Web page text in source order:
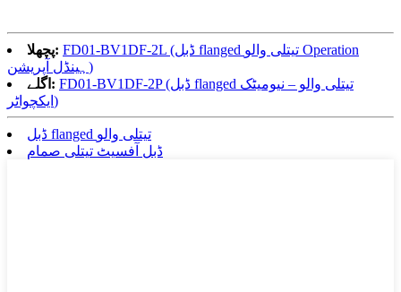
پچھلا: FD01-BV1DF-2L (ڈبل flanged تیتلی والو Operation
ہینڈل آپریشن)
اگلے: FD01-BV1DF-2P (ڈبل flanged تیتلی والو – نیومیٹک
ایکچواٹر)
ڈبل flanged تیتلی والو
ڈبل آفسیٹ تیتلی صمام